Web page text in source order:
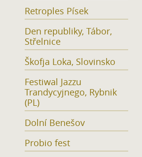
Retroples Písek
Den republiky, Tábor,
Střelnice
Škofja Loka, Slovinsko
Festiwal Jazzu
Trandycyjnego, Rybnik
(PL)
Dolní Benešov
Probio fest